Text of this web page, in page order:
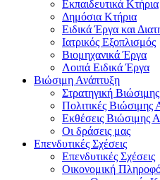
Εκπαιδευτικά Κτήρια
Δημόσια Κτήρια
Ειδικά Έργα και
Ιατρικός Εξοπλισμός
Βιομηχανικά Έργα
Λοιπά Ειδικά Έργα
Βιώσιμη Ανάπτυξη
Στρατηγική
Πολιτικές Βιώσιμης
Εκθέσεις Βιώσιμης
Οι δράσεις μας
Επενδυτικές Σχέσεις
Επενδυτικές Σχέσεις
Οικονομική